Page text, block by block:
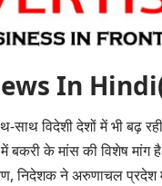
In
साथ विदेशी देशों में भी बढ़
के मांस की विशेष मांग
निदेशक ने अरुणाचल प्रदेश में